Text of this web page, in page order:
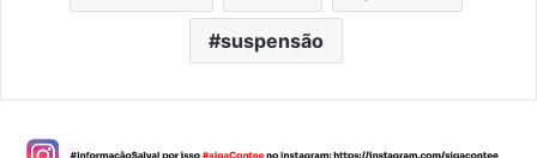
suspensão